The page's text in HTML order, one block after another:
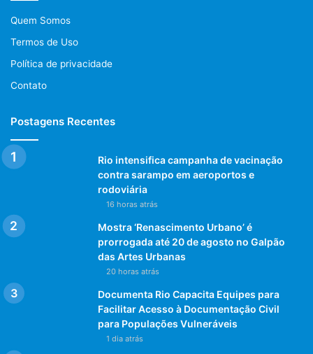
Depois de uma boa ventosaterapia, que tal aumentar ainda
mais conforto para o seu dia-a-dia? Sabe como contar com
as facilidades de uma excelente
1.147
Quem Somos
Termos de Uso
Política de privacidade
Contato
Postagens Recentes
Rio intensifica campanha de vacinação
contra sarampo em aeroportos e
rodoviária
16 horas atrás
Mostra ‘Renascimento Urbano’ é
prorrogada até 20 de agosto no Galpão
das Artes Urbanas
20 horas atrás
Documenta Rio Capacita Equipes para
Facilitar Acesso à Documentação Civil
para Populações Vulneráveis
1 dia atrás